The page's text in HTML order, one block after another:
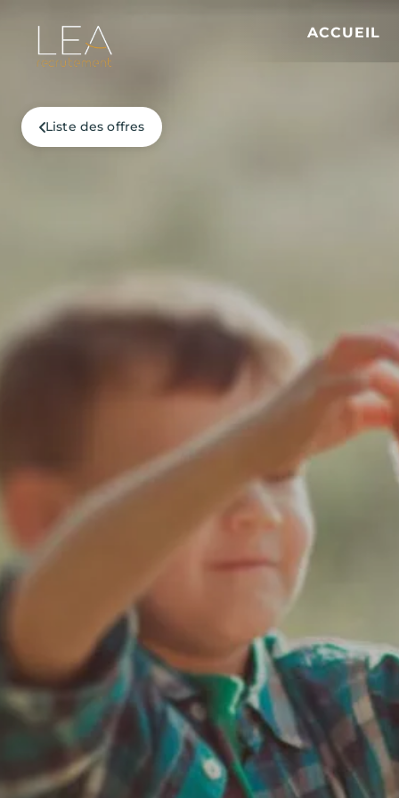
ACCUEIL
Liste des offres